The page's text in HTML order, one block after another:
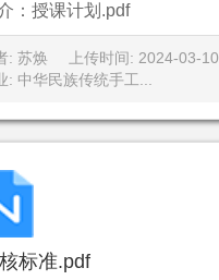
：授课计划.pdf
: 苏焕 上传时间: 2024-03-10
: 中华民族传统手工...
标准.pdf